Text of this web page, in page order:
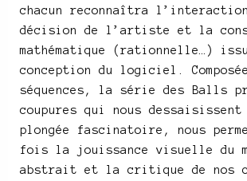
chacun reconnaîtra
décision de l’artiste et la
mathématique (rationnelle…)
conception du logiciel.
séquences, la série des Balls
coupures qui nous
plongée fascinatoire, nous
fois la jouissance visuelle du
abstrait et la critique de nos